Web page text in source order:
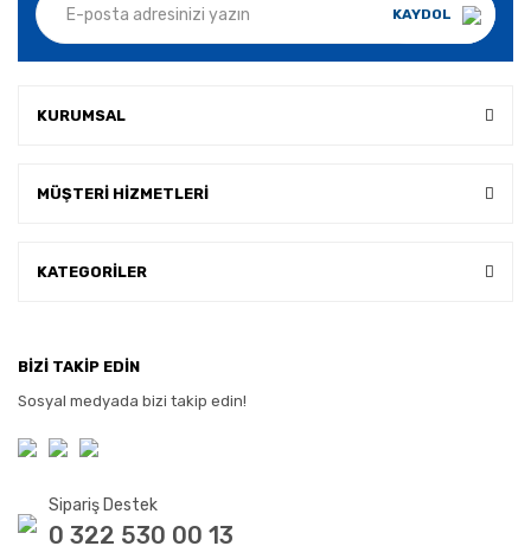
KAYDOL
KURUMSAL
MÜŞTERİ HİZMETLERİ
KATEGORİLER
BİZİ TAKİP EDİN
Sosyal medyada bizi takip edin!
Sipariş Destek
0 322 530 00 13